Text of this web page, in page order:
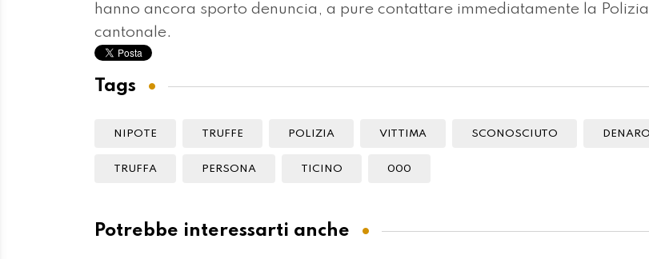
hanno ancora sporto denuncia, a pure contattare immediatamente la Polizia
cantonale.
Tags
NIPOTE TRUFFE POLIZIA VITTIMA SCONOSCIUTO DENARO
TRUFFA PERSONA TICINO 000
Potrebbe interessarti anche